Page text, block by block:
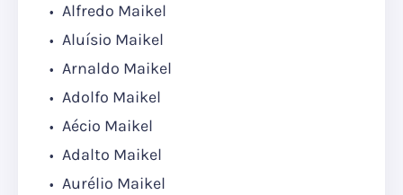
Alfredo Maikel
Aluísio Maikel
Arnaldo Maikel
Adolfo Maikel
Aécio Maikel
Adalto Maikel
Aurélio Maikel